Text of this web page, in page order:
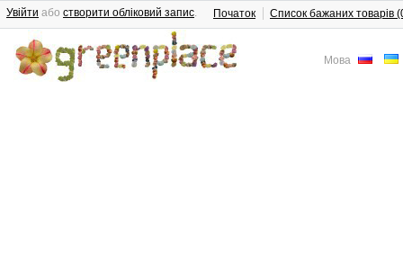
Мова
Увійти або створити обліковий запис. Початок Список бажаних товарів